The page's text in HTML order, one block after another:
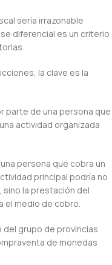
sería irrazonable
diferencial es un criterio
la clave es la
parte de una persona que
actividad organizada
persona que cobra un
principal podría no
la prestación del
el medio de cobro.
grupo de provincias
de monedas